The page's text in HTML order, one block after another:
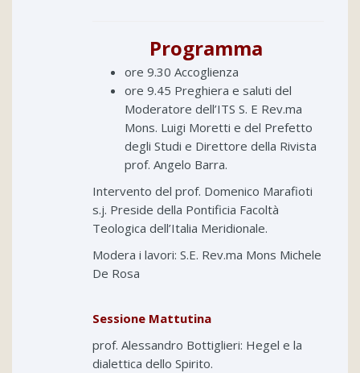
Programma
ore 9.30 Accoglienza
ore 9.45 Preghiera e saluti del
Moderatore dell’ITS S. E Rev.ma
Mons. Luigi Moretti e del Prefetto
degli Studi e Direttore della Rivista
prof. Angelo Barra.
Intervento del prof. Domenico Marafioti
s.j. Preside della Pontificia Facoltà
Teologica dell’Italia Meridionale.
Modera i lavori: S.E. Rev.ma Mons Michele
De Rosa
Sessione Mattutina
prof. Alessandro Bottiglieri: Hegel e la
dialettica dello Spirito.